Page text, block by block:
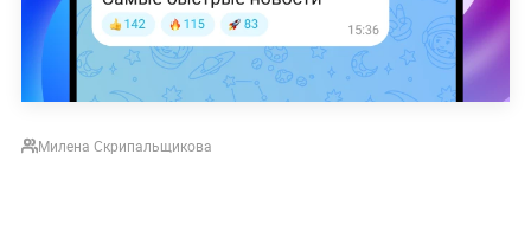
Милена Скрипальщикова